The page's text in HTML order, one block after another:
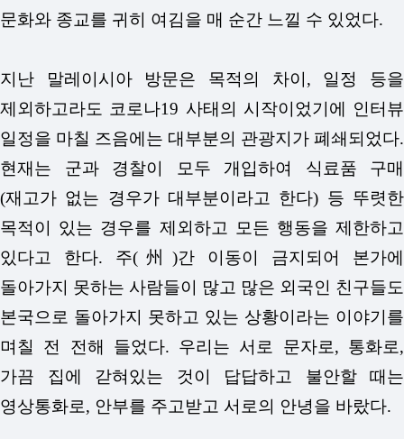
문화와 종교를 귀히 여김을 매 순간 느낄 수 있었다.
지난 말레이시아 방문은 목적의 차이, 일정 등을
제외하고라도 코로나19 사태의 시작이었기에 인터뷰
일정을 마칠 즈음에는 대부분의 관광지가 폐쇄되었다.
현재는 군과 경찰이 모두 개입하여 식료품 구매
(재고가 없는 경우가 대부분이라고 한다) 등 뚜렷한
목적이 있는 경우를 제외하고 모든 행동을 제한하고
있다고 한다. 주(州)간 이동이 금지되어 본가에
돌아가지 못하는 사람들이 많고 많은 외국인 친구들도
본국으로 돌아가지 못하고 있는 상황이라는 이야기를
며칠 전 전해 들었다. 우리는 서로 문자로, 통화로,
가끔 집에 갇혀있는 것이 답답하고 불안할 때는
영상통화로, 안부를 주고받고 서로의 안녕을 바랐다.